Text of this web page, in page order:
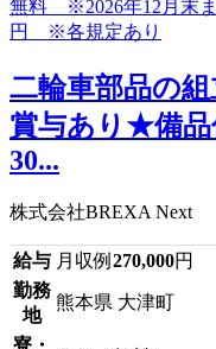
二輪車部品の
賞与あり★備品
30...
株式会社BREXA Next
給与 月収例 270,000円
勤務
地
熊本県 大津町